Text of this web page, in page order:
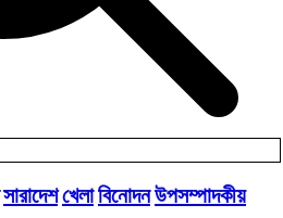
সারাদেশখেলাবিনোদনউপসম্পাদকীয়